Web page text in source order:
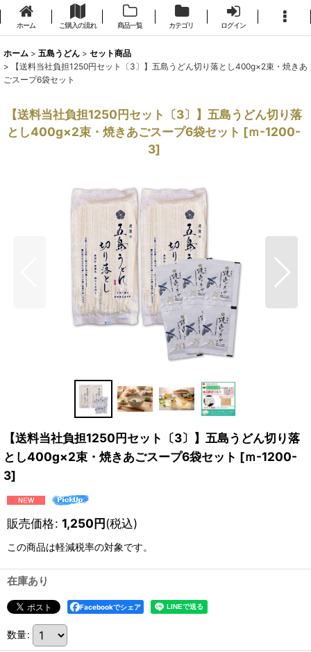
ホーム ご購入の流れ 商品一覧 カテゴリ ログイン
ホーム > 五島うどん > セット商品
>
【送料当社負担1250円セット〔3〕】五島うどん切り落とし400g×2束・焼きあ
ごスープ6袋セット
【送料当社負担1250円セット〔3〕】五島うどん切り落
とし400g×2束・焼きあごスープ6袋セット [ｍ-1200-
3]
【送料当社負担1250円セット〔3〕】五島うどん切り落
とし400g×2束・焼きあごスープ6袋セット [ｍ-1200-
3]
販売価格: 1,250円(税込)
この商品は軽減税率の対象です。
在庫あり
Facebookでシェア
数量: